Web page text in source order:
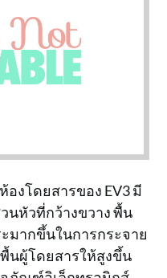
งโดยสารของ EV3 มี
นหัวที่กว้างขวาง พื้น
มากขึ้นในการกระจาย
นผู้โดยสารให้สูงขึ้น